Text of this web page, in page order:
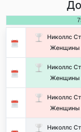
Николлс
Женщины
Николлс
Женщины
Николлс
Женщины
Николлс